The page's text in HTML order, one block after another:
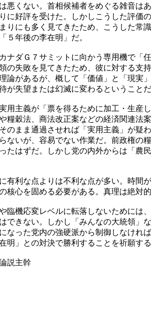
悪くない。首相候補者をめぐる雑音は
に好評を受けた。しかしこうした評価
りにも多く見てきたため、こうした常
５年後の李在明」だ。
ナダＧ７サミットに向かう専用機で「
の失敗を見てきたため、彼に対する支
論があるが、概して「価値」と「現実
が失望または幻滅に変わるということ
用主義が「票を得るために加工・生産
や糧穀法、商法改正案などの経済関連
のまま通過させれば「実用主義」が疑
ないが、容易でない作業だ。前政権の
たはずだ。しかし党の内外からは「農
有利な点よりは不利な点が多い。時間
核心を固める必要がある。真理は絶対
臨機応変レベルに転落しないためには
できない。しかし「みんなの大統領」
なった党内の強硬派から制御しなけれ
明」との対決で勝利することを祈願する
説主幹